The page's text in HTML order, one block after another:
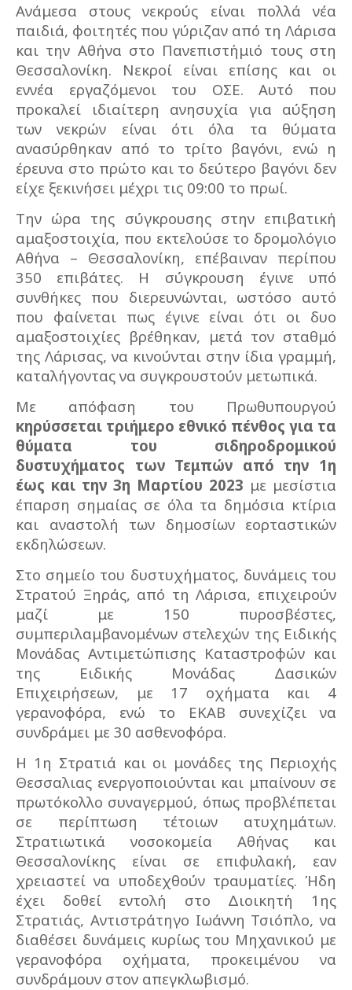
Ανάμεσα στους νεκρούς είναι πολλά νέα
παιδιά, φοιτητές που γύριζαν από τη Λάρισα
και την Αθήνα στο Πανεπιστήμιό τους στη
Θεσσαλονίκη. Νεκροί είναι επίσης και οι
εννέα εργαζόμενοι του ΟΣΕ. Αυτό που
προκαλεί ιδιαίτερη ανησυχία για αύξηση
των νεκρών είναι ότι όλα τα θύματα
ανασύρθηκαν από το τρίτο βαγόνι, ενώ η
έρευνα στο πρώτο και το δεύτερο βαγόνι δεν
είχε ξεκινήσει μέχρι τις 09:00 το πρωί.
Την ώρα της σύγκρουσης στην επιβατική
αμαξοστοιχία, που εκτελούσε το δρομολόγιο
Αθήνα – Θεσσαλονίκη, επέβαιναν περίπου
350 επιβάτες. Η σύγκρουση έγινε υπό
συνθήκες που διερευνώνται, ωστόσο αυτό
που φαίνεται πως έγινε είναι ότι οι δυο
αμαξοστοιχίες βρέθηκαν, μετά τον σταθμό
της Λάρισας, να κινούνται στην ίδια γραμμή,
καταλήγοντας να συγκρουστούν μετωπικά.
Με απόφαση του Πρωθυπουργού
κηρύσσεται τριήμερο εθνικό πένθος για τα
θύματα του σιδηροδρομικού
δυστυχήματος των Τεμπών από την 1η
έως και την 3η Μαρτίου 2023 με μεσίστια
έπαρση σημαίας σε όλα τα δημόσια κτίρια
και αναστολή των δημοσίων εορταστικών
εκδηλώσεων.
Στο σημείο του δυστυχήματος, δυνάμεις του
Στρατού Ξηράς, από τη Λάρισα, επιχειρούν
μαζί με 150 πυροσβέστες,
συμπεριλαμβανομένων στελεχών της Ειδικής
Μονάδας Αντιμετώπισης Καταστροφών και
της Ειδικής Μονάδας Δασικών
Επιχειρήσεων, με 17 οχήματα και 4
γερανοφόρα, ενώ το ΕΚΑΒ συνεχίζει να
συνδράμει με 30 ασθενοφόρα.
Η 1η Στρατιά και οι μονάδες της Περιοχής
Θεσσαλιας ενεργοποιούνται και μπαίνουν σε
πρωτόκολλο συναγερμού, όπως προβλέπεται
σε περίπτωση τέτοιων ατυχημάτων.
Στρατιωτικά νοσοκομεία Αθήνας και
Θεσσαλονίκης είναι σε επιφυλακή, εαν
χρειαστεί να υποδεχθούν τραυματίες. Ήδη
έχει δοθεί εντολή στο Διοικητή 1ης
Στρατιάς, Αντιστράτηγο Ιωάννη Τσιόπλο, να
διαθέσει δυνάμεις κυρίως του Μηχανικού με
γερανοφόρα οχήματα, προκειμένου να
συνδράμουν στον απεγκλωβισμό.